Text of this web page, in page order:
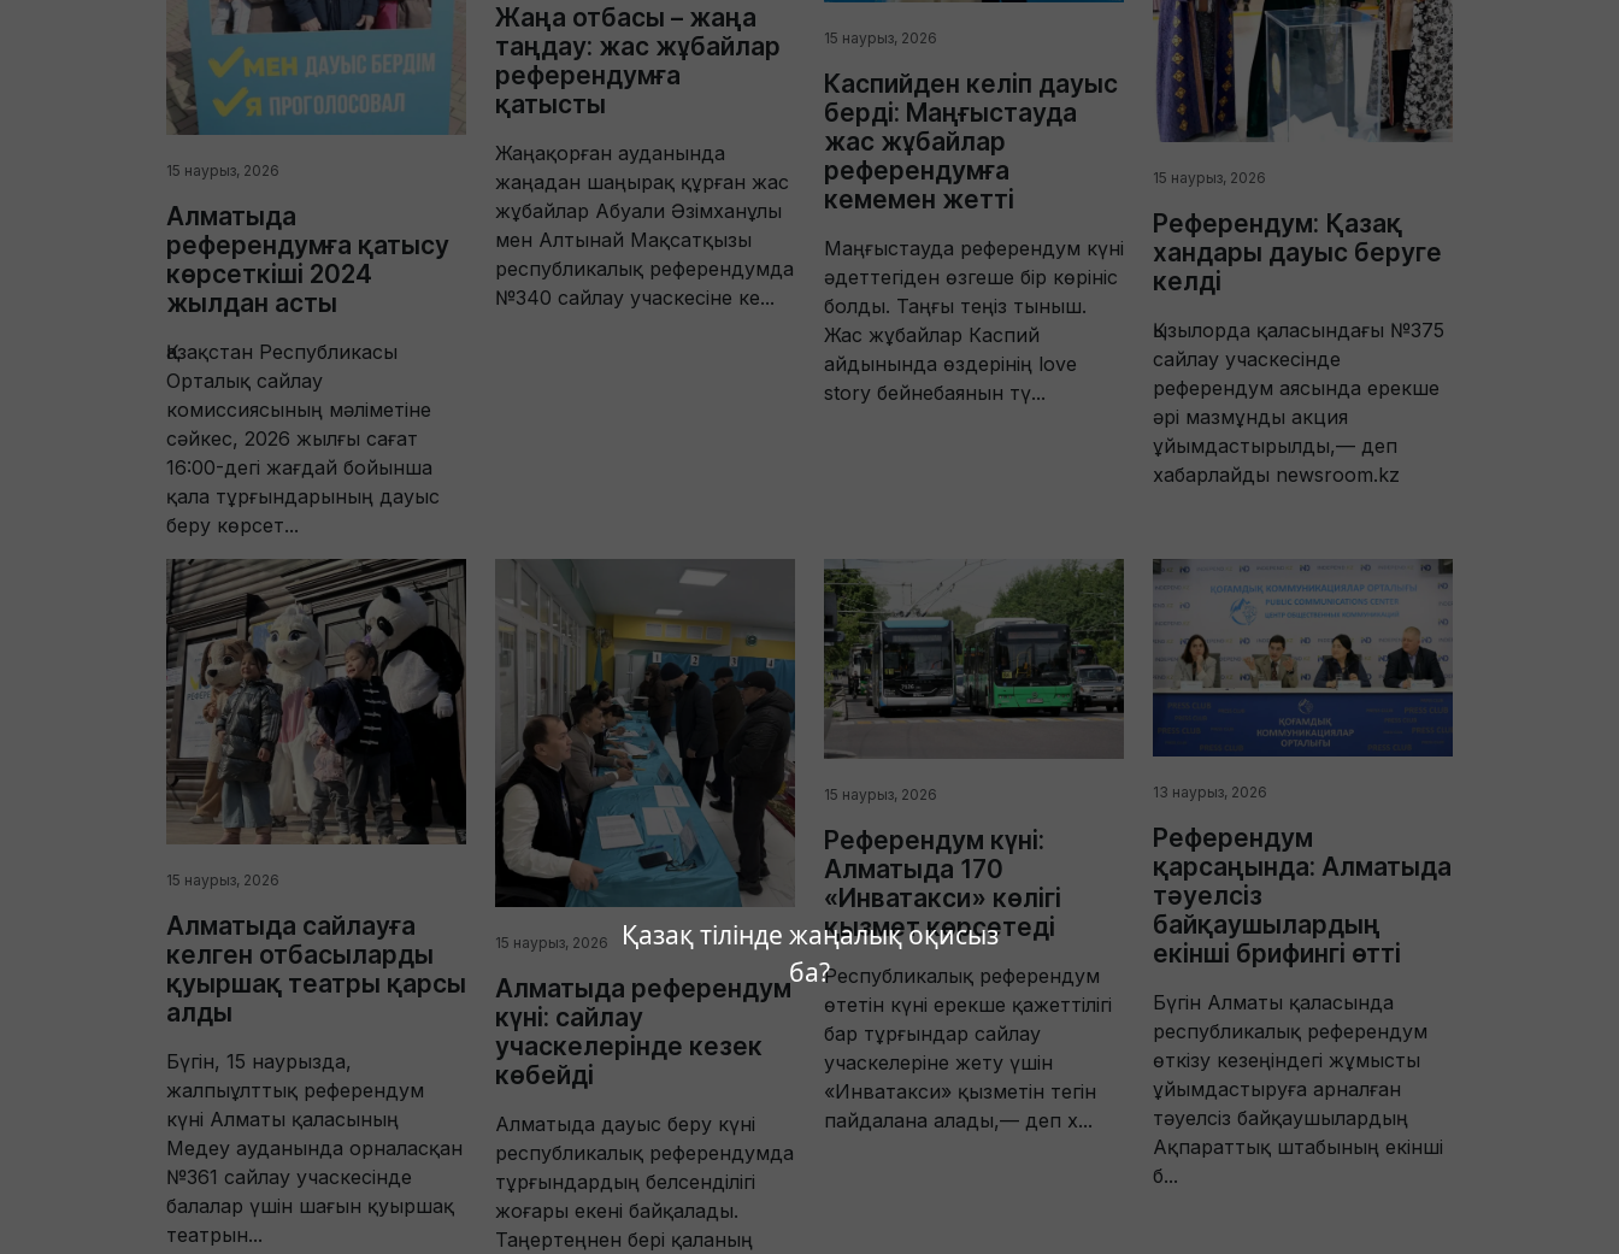
Қазақ тілінде жаңалық оқисыз
ба?
15 наурыз, 2026
Алматыда
референдумға қатысу
көрсеткіші 2024
жылдан асты
Қазақстан Республикасы
Орталық сайлау
комиссиясының мәліметіне
сәйкес, 2026 жылғы сағат
16:00-дегі жағдай бойынша
қала тұрғындарының дауыс
беру көрсет...
Жаңа отбасы – жаңа
таңдау: жас жұбайлар
референдумға
қатысты
Жаңақорған ауданында
жаңадан шаңырақ құрған жас
жұбайлар Абуали Әзімханұлы
мен Алтынай Мақсатқызы
республикалық референдумда
№340 сайлау учаскесіне ке...
15 наурыз, 2026
Каспийден келіп дауыс
берді: Маңғыстауда
жас жұбайлар
референдумға
кемемен жетті
Маңғыстауда референдум күні
әдеттегіден өзгеше бір көрініс
болды. Таңғы теңіз тыныш.
Жас жұбайлар Каспий
айдынында өздерінің love
story бейнебаянын тү...
15 наурыз, 2026
Референдум: Қазақ
хандары дауыс беруге
келді
Қызылорда қаласындағы №375
сайлау учаскесінде
референдум аясында ерекше
әрі мазмұнды акция
ұйымдастырылды,— деп
хабарлайды newsroom.kz
15 наурыз, 2026
Алматыда сайлауға
келген отбасыларды
қуыршақ театры қарсы
алды
Бүгін, 15 наурызда,
жалпыұлттық референдум
күні Алматы қаласының
Медеу ауданында орналасқан
№361 сайлау учаскесінде
балалар үшін шағын қуыршақ
театрын...
15 наурыз, 2026
Алматыда референдум
күні: сайлау
учаскелерінде кезек
көбейді
Алматыда дауыс беру күні
республикалық референдумда
тұрғындардың белсенділігі
жоғары екені байқалады.
Таңертеңнен бері қаланың
15 наурыз, 2026
Референдум күні:
Алматыда 170
«Инватакси» көлігі
қызмет көрсетеді
Республикалық референдум
өтетін күні ерекше қажеттілігі
бар тұрғындар сайлау
учаскелеріне жету үшін
«Инватакси» қызметін тегін
пайдалана алады,— деп х...
13 наурыз, 2026
Референдум
қарсаңында: Алматыда
тәуелсіз
байқаушылардың
екінші брифингі өтті
Бүгін Алматы қаласында
республикалық референдум
өткізу кезеңіндегі жұмысты
ұйымдастыруға арналған
тәуелсіз байқаушылардың
Ақпараттық штабының екінші
б...